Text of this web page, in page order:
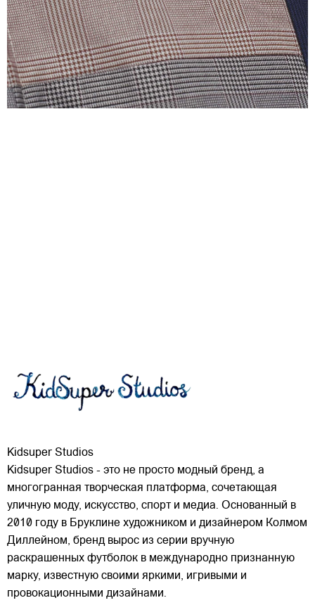
Kidsuper Studios
Kidsuper Studios - это не просто модный бренд, а
многогранная творческая платформа, сочетающая
уличную моду, искусство, спорт и медиа. Основанный в
2010 году в Бруклине художником и дизайнером Колмом
Диллейном, бренд вырос из серии вручную
раскрашенных футболок в международно признанную
марку, известную своими яркими, игривыми и
провокационными дизайнами.